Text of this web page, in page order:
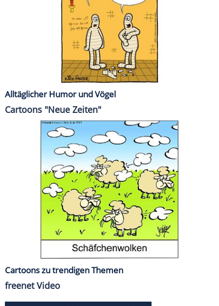
Alltäglicher Humor und Vögel
Cartoons "Neue Zeiten"
Cartoons zu trendigen Themen
freenet Video